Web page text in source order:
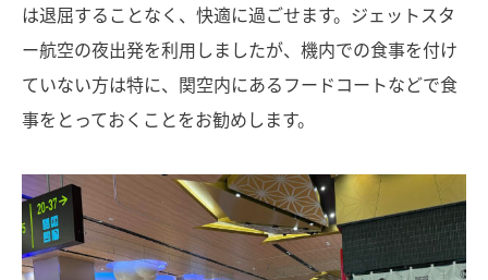
は退屈することなく、快適に過ごせます。ジェットスタ
ー航空の夜出発を利用しましたが、機内での食事を付け
ていない方は特に、関空内にあるフードコートなどで食
事をとっておくことをお勧めします。